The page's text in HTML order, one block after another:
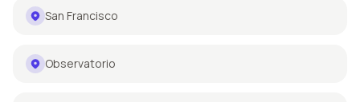
San Francisco
Observatorio